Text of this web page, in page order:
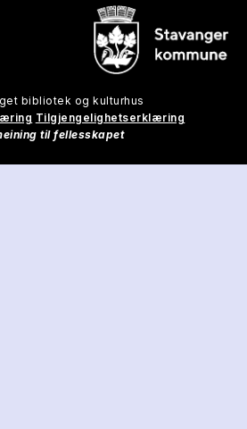
bibliotek og kulturhus
Tilgjengelighetserklæring
til fellesskapet